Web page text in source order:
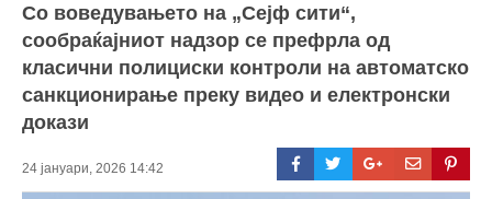
Со воведувањето на „Сејф сити“,
сообраќајниот надзор се префрла од
класични полициски контроли на автоматско
санкционирање преку видео и електронски
докази
24 јануари, 2026 14:42